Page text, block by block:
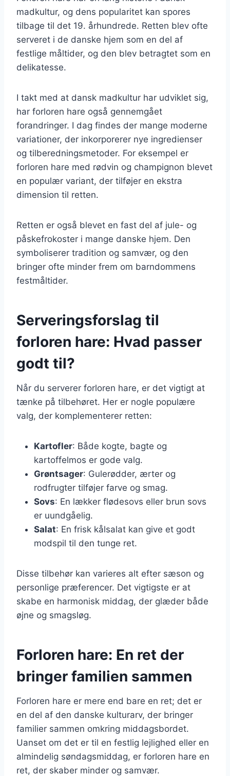
madkultur, og dens popularitet kan spores
tilbage til det 19. århundrede. Retten blev ofte
serveret i de danske hjem som en del af
festlige måltider, og den blev betragtet som en
delikatesse.
I takt med at dansk madkultur har udviklet sig,
har forloren hare også gennemgået
forandringer. I dag findes der mange moderne
variationer, der inkorporerer nye ingredienser
og tilberedningsmetoder. For eksempel er
forloren hare med rødvin og champignon blevet
en populær variant, der tilføjer en ekstra
dimension til retten.
Retten er også blevet en fast del af jule- og
påskefrokoster i mange danske hjem. Den
symboliserer tradition og samvær, og den
bringer ofte minder frem om barndommens
festmåltider.
Serveringsforslag til
forloren hare: Hvad passer
godt til?
Når du serverer forloren hare, er det vigtigt at
tænke på tilbehøret. Her er nogle populære
valg, der komplementerer retten:
Kartofler: Både kogte, bagte og
kartoffelmos er gode valg.
Grøntsager: Gulerødder, ærter og
rodfrugter tilføjer farve og smag.
Sovs: En lækker flødesovs eller brun sovs
er uundgåelig.
Salat: En frisk kålsalat kan give et godt
modspil til den tunge ret.
Disse tilbehør kan varieres alt efter sæson og
personlige præferencer. Det vigtigste er at
skabe en harmonisk middag, der glæder både
øjne og smagsløg.
Forloren hare: En ret der
bringer familien sammen
Forloren hare er mere end bare en ret; det er
en del af den danske kulturarv, der bringer
familier sammen omkring middagsbordet.
Uanset om det er til en festlig lejlighed eller en
almindelig søndagsmiddag, er forloren hare en
ret, der skaber minder og samvær.